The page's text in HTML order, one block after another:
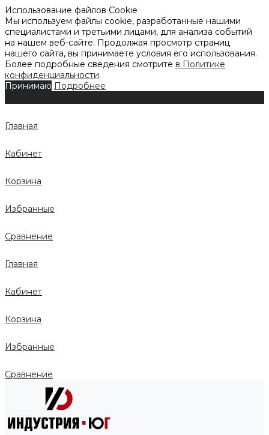
Использование файлов Cookie
Мы используем файлы cookie, разработанные нашими
специалистами и третьими лицами, для анализа событий
на нашем веб-сайте. Продолжая просмотр страниц
нашего сайта, вы принимаете условия его использования.
Более подробные сведения смотрите в Политике
конфиденциальности.
Принимаю Подробнее
Главная
Кабинет
Корзина
Избранные
Сравнение
Главная
Кабинет
Корзина
Избранные
Сравнение